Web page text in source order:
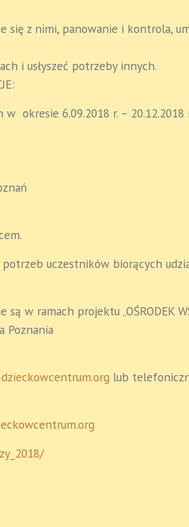
się z nimi, panowanie i kontrola,
i usłyszeć potrzeby innych.
okresie 6.09.2018 r. –
uczestników biorących
w ramach projektu „OŚRODEK
Poznania
lub